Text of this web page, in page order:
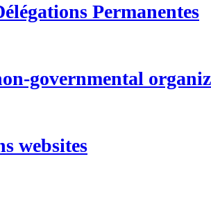
Permanentes
governmental
websites